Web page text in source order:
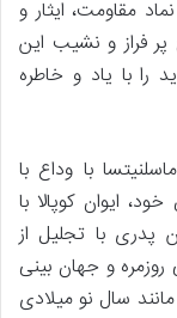
مقاومت، ایثار و
فراز و نشیب این
با یاد و خاطره
با وداع با
ایوان کوپالا با
پدری با تجلیل از
و جهان بینی
سال نو میلادی